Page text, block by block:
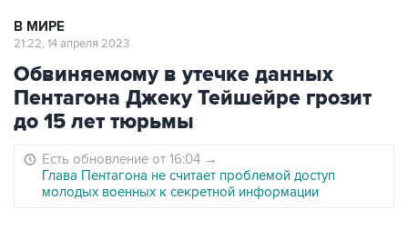
В МИРЕ
21:22, 14 апреля 2023
Обвиняемому в утечке данных
Пентагона Джеку Тейшейре грозит
до 15 лет тюрьмы
Есть обновление от 16:04 →
Глава Пентагона не считает проблемой доступ
молодых военных к секретной информации